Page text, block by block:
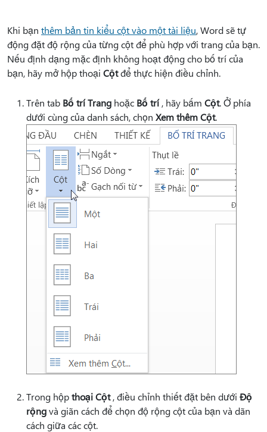
Khi bạn thêm bản tin kiểu cột vào một tài liệu, Word sẽ tự
động đặt độ rộng của từng cột để phù hợp với trang của bạn.
Nếu định dạng mặc định không hoạt động cho bố trí của
bạn, hãy mở hộp thoại Cộtđể thực hiện điều chỉnh.
Trên tab Bố trí Trang hoặc Bố trí, hãy bấm Cột. Ở phía
dưới cùng của danh sách, chọn Xem thêm Cột.
Trong hộpthoại Cột, điều chỉnh thiết đặt bên dưới Độ
rộngvà giãn cách để chọn độ rộng cột của bạn và dãn
cách giữa các cột.